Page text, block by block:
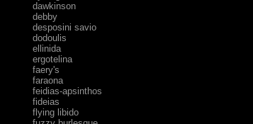
dawkinson
debby
desposini savio
dodoulis
ellinida
ergotelina
faery's
faraona
feidias-apsinthos
fideias
flying libido